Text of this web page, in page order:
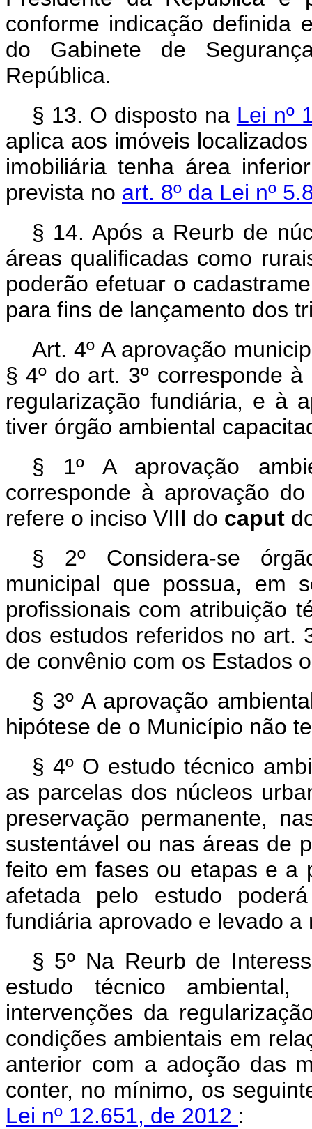
conforme indicação definida
do Gabinete de
República.
§ 13. O disposto na Lei nº
aplica aos imóveis
imobiliária tenha área
prevista no art. 8º da Lei nº
§ 14. Após a Reurb de
áreas qualificadas como
poderão efetuar o
para fins de lançamento dos
Art. 4º A aprovação
§ 4º do art. 3º corresponde
regularização fundiária, e à
tiver órgão ambiental
§ 1º A aprovação
corresponde à aprovação
refere o inciso VIII do caput
§ 2º Considera-se
municipal que possua, em
profissionais com atribuição
dos estudos referidos no art.
de convênio com os Estados
§ 3º A aprovação
hipótese de o Município não
§ 4º O estudo técnico
as parcelas dos núcleos
preservação permanente,
sustentável ou nas áreas de
feito em fases ou etapas e a
afetada pelo estudo
fundiária aprovado e levado
§ 5º Na Reurb de
estudo técnico
intervenções da
condições ambientais em
anterior com a adoção das
conter, no mínimo, os
Lei nº 12.651, de 2012 :